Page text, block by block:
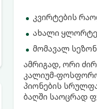
კვირტების
ახალი
მომავალ
ამრიგად, ორი
კალიუმ-
პიონების
ბაღში საოცრად